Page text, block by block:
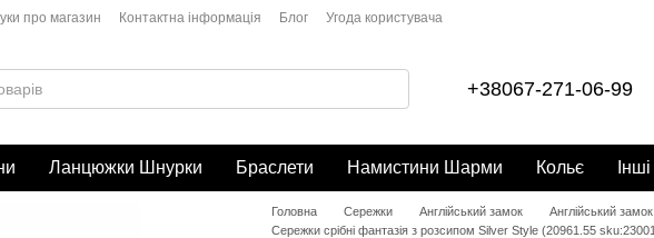
про магазин Контактна інформація Блог Угода користувача
+38067-271-06-99
Ланцюжки Шнурки Браслети Намистини Шарми Кольє
Головна Сережки Англійський замок
Англійський
Сережки срібні фантазія з розсипом Silver Style (20961.55